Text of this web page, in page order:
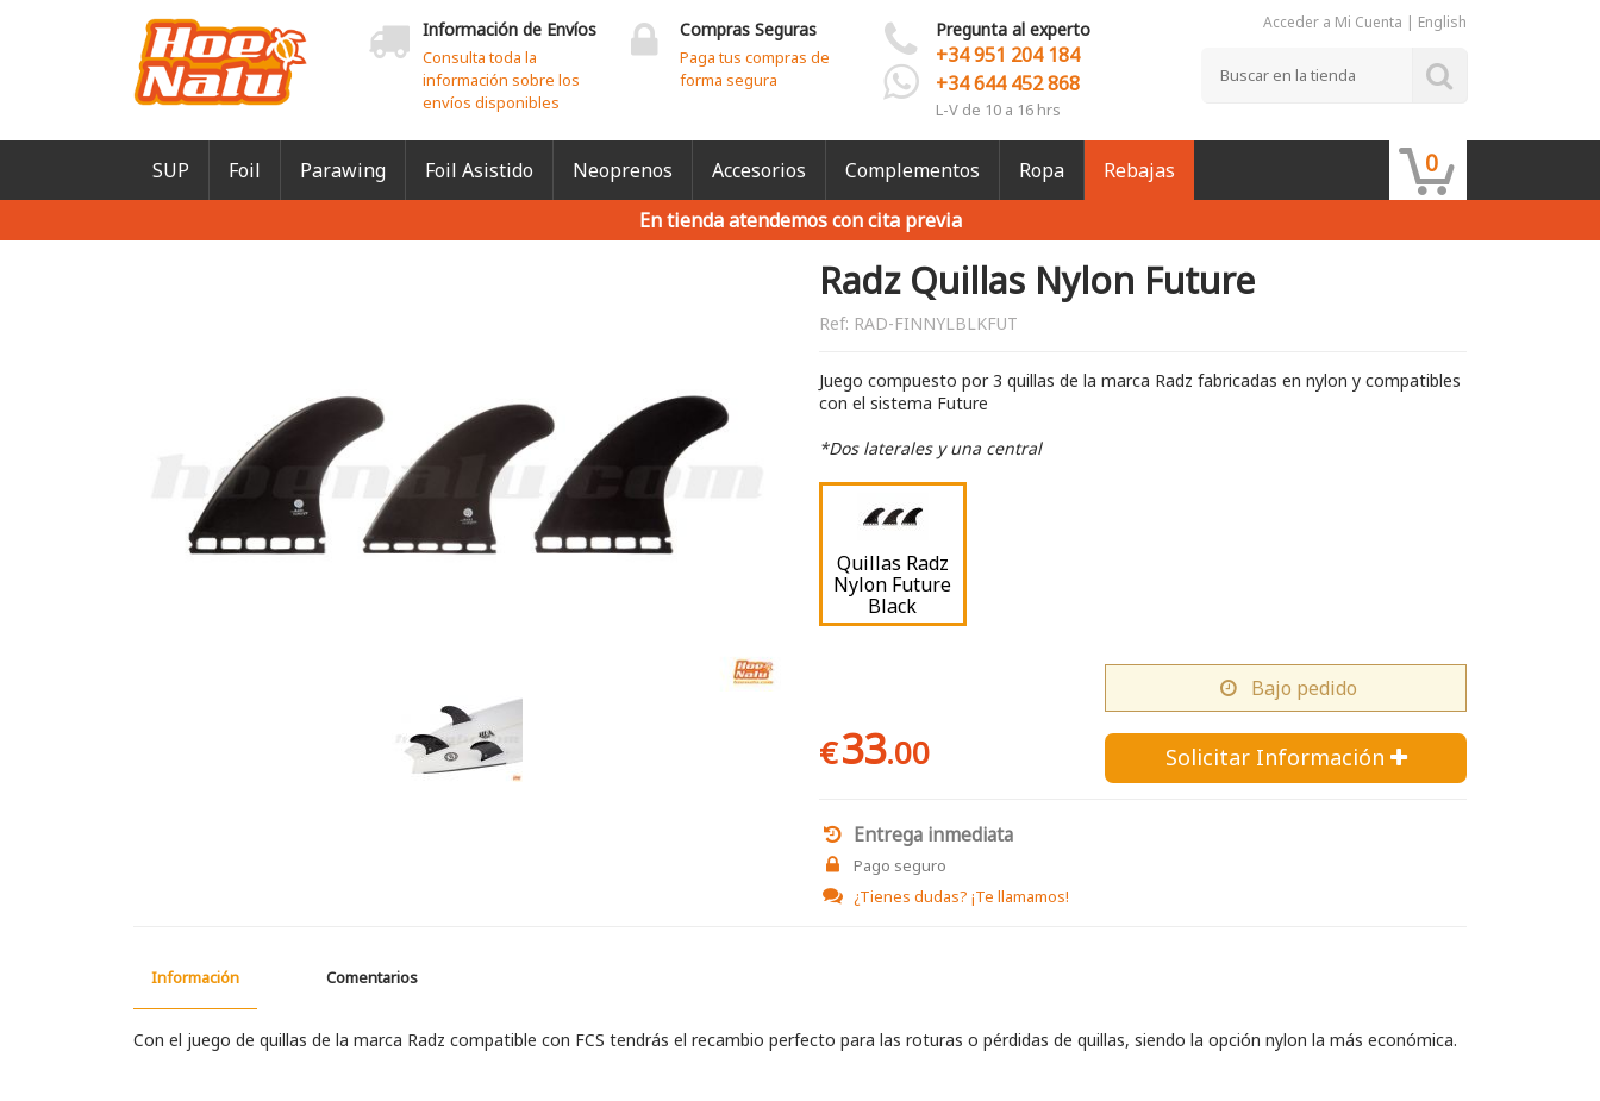
Información de Envíos
Consulta toda la
información sobre los
envíos disponibles
Compras Seguras
Paga tus compras de
forma segura
Pregunta al experto
+34 951 204 184
+34 644 452 868
L-V de 10 a 16 hrs
Acceder a Mi Cuenta | English
SUP Foil Parawing Foil Asistido Neoprenos Accesorios Complementos Ropa Rebajas 0
En tienda atendemos con cita previa
Radz Quillas Nylon Future
Ref: RAD-FINNYLBLKFUT
Juego compuesto por 3 quillas de la marca Radz fabricadas en nylon y compatibles
con el sistema Future
*Dos laterales y una central
Quillas Radz
Nylon Future
Black
€33.00
Bajo pedido
Solicitar Información 
Entrega inmediata
Pago seguro
¿Tienes dudas? ¡Te llamamos!
Información Comentarios
Con el juego de quillas de la marca Radz compatible con FCS tendrás el recambio perfecto para las roturas o pérdidas de quillas, siendo la opción nylon la más económica.